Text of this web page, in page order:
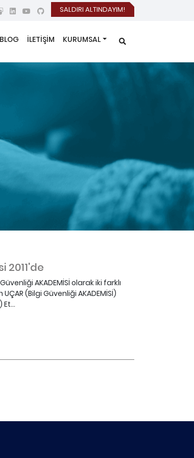
SALDIRI ALTINDAYIM!
BLOG İLETİŞİM KURUMSAL
2011'de
AKADEMİSİ olarak iki farklı
(Bilgi Güvenliği AKADEMİSİ)
Et...